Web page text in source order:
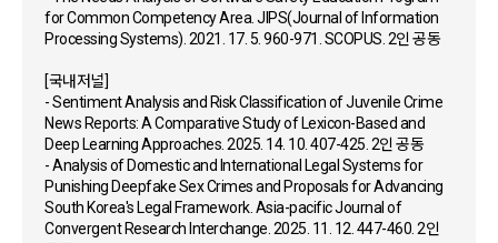
for Common Competency Area. JIPS(Journal of Information
Processing Systems). 2021. 17. 5. 960-971. SCOPUS. 2인 공동
[국내저널]
- Sentiment Analysis and Risk Classification of Juvenile Crime
News Reports: A Comparative Study of Lexicon-Based and
Deep Learning Approaches. 2025. 14. 10. 407-425. 2인 공동
- Analysis of Domestic and International Legal Systems for
Punishing Deepfake Sex Crimes and Proposals for Advancing
South Korea's Legal Framework. Asia-pacific Journal of
Convergent Research Interchange. 2025. 11. 12. 447-460. 2인